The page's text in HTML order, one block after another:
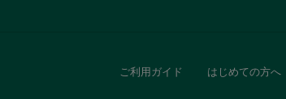
ご利用ガイド はじめての方へ